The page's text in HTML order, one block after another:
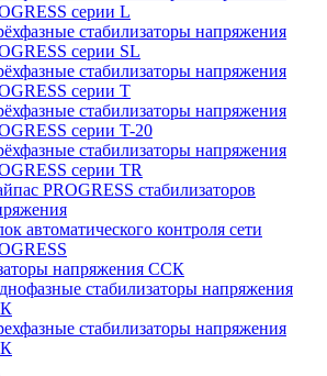
серии L
стабилизаторы напряжения
серии SL
стабилизаторы напряжения
серии T
стабилизаторы напряжения
серии T-20
стабилизаторы напряжения
серии TR
PROGRESS стабилизаторов
автоматического контроля сети
напряжения ССК
стабилизаторы напряжения
стабилизаторы напряжения